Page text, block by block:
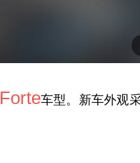
Forte车型。新车外观